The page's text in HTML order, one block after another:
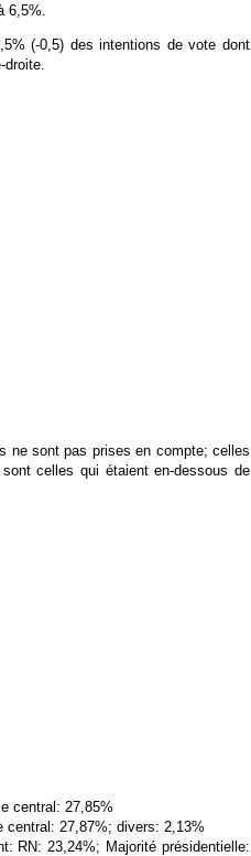
6,5%.
(-0,5) des intentions de vote dont
ne sont pas prises en compte; celles
celles qui étaient en-dessous de
central: 27,85%
central: 27,87%; divers: 2,13%
RN: 23,24%; Majorité présidentielle: